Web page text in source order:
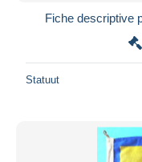
Fiche descriptive
Statuut